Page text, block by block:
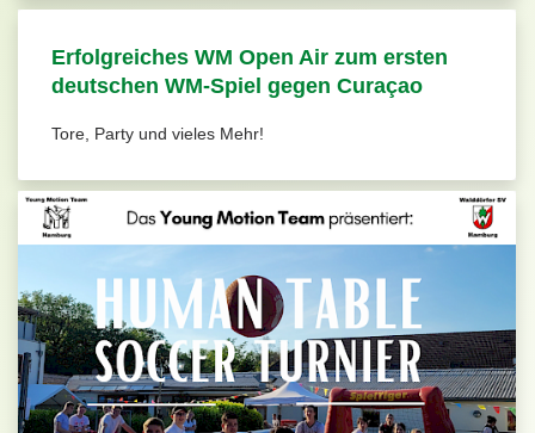
Erfolgreiches WM Open Air zum ersten
deutschen WM-Spiel gegen Curaçao
Tore, Party und vieles Mehr!